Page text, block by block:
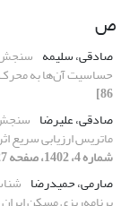
ص
صادقی، سلیمه سنجش
حساسیت آن‌ها به
86]
صادقی، علیرضا سنجش
ماتریس ارزیابی سریع
شماره 4، 1402، صفحه 27-45]
صارمی، حمیدرضا